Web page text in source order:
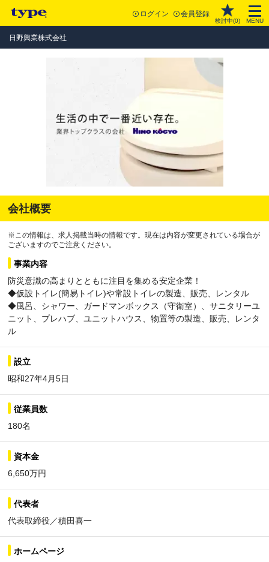
ログイン 会員登録
検討中(0) MENU
日野興業株式会社
会社概要
※この情報は、求人掲載当時の情報です。現在は内容が変更されている場合が
ございますのでご注意ください。
事業内容
防災意識の高まりとともに注目を集める安定企業！
◆仮設トイレ(簡易トイレ)や常設トイレの製造、販売、レンタル
◆風呂、シャワー、ガードマンボックス（守衛室）、サニタリーユ
ニット、プレハブ、ユニットハウス、物置等の製造、販売、レンタ
ル
設立
昭和27年4月5日
従業員数
180名
資本金
6,650万円
代表者
代表取締役／積田喜一
ホームページ